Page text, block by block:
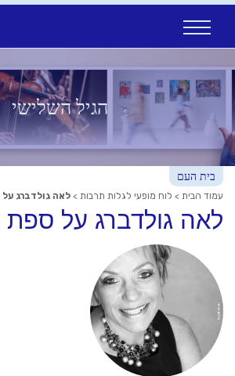
to
content
הגיל השלישי
בית העם
עמוד הבית > לוח מופעי לגלות תרבות > לאה גולדברג על
לאה גולדברג על ספת